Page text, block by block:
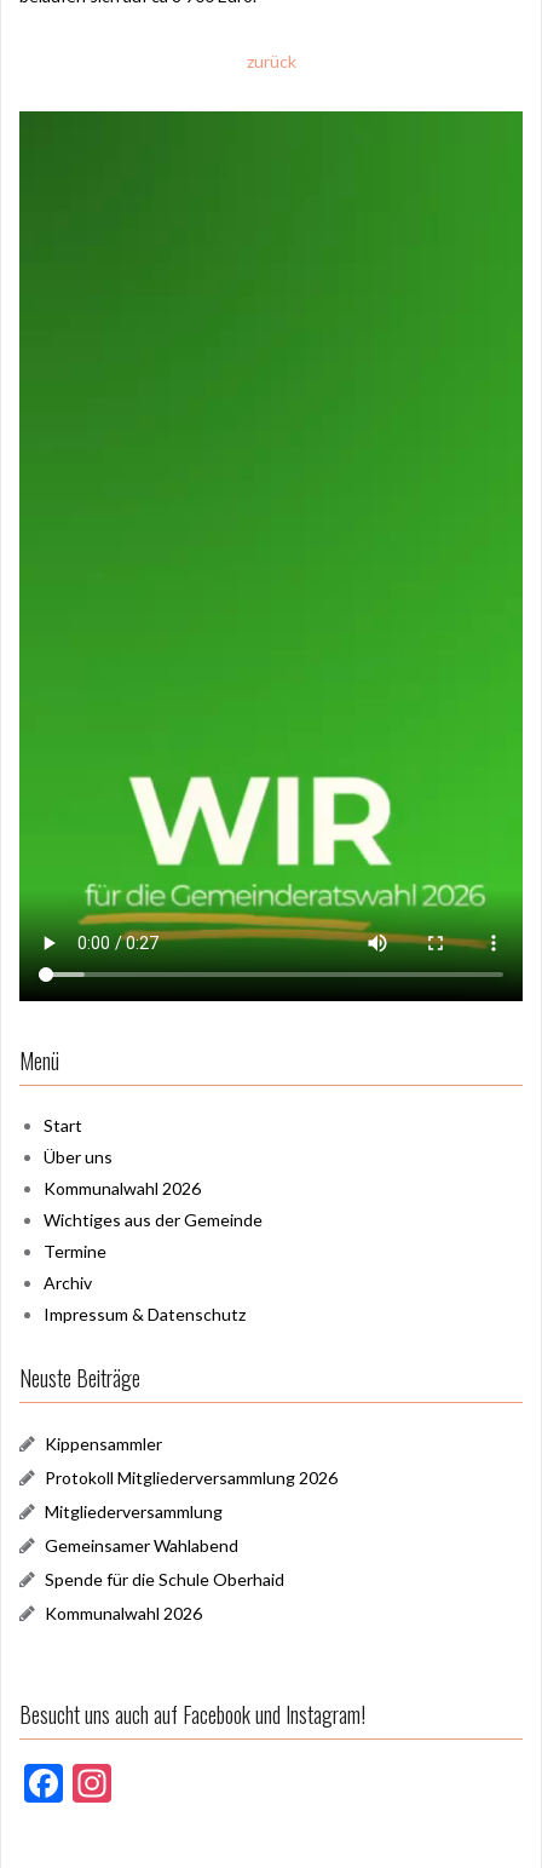
zurück
Menü
Start
Über uns
Kommunalwahl 2026
Wichtiges aus der Gemeinde
Termine
Archiv
Impressum & Datenschutz
Neuste Beiträge
Kippensammler
Protokoll Mitgliederversammlung 2026
Mitgliederversammlung
Gemeinsamer Wahlabend
Spende für die Schule Oberhaid
Kommunalwahl 2026
Besucht uns auch auf Facebook und Instagram!
F